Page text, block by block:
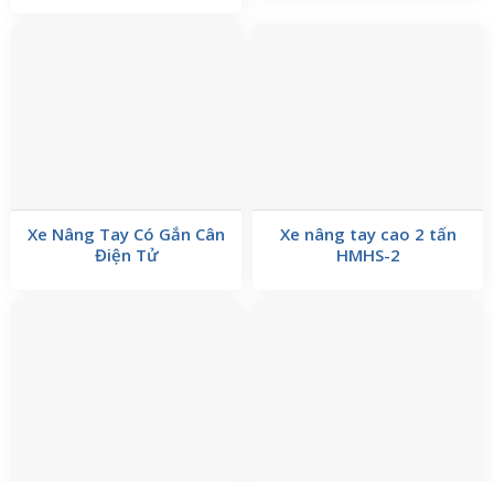
Xe Nâng Tay Có Gắn Cân
Điện Tử
Xe nâng tay cao 2 tấn
HMHS-2